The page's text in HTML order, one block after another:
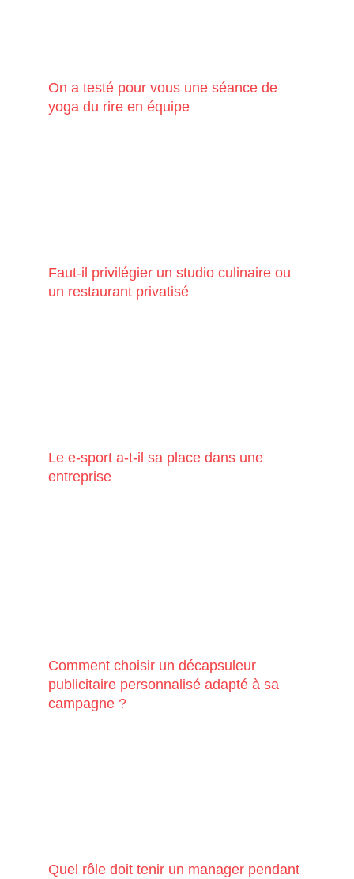
On a testé pour vous une séance de
yoga du rire en équipe
Faut-il privilégier un studio culinaire ou
un restaurant privatisé
Le e-sport a-t-il sa place dans une
entreprise
Comment choisir un décapsuleur
publicitaire personnalisé adapté à sa
campagne ?
Quel rôle doit tenir un manager pendant